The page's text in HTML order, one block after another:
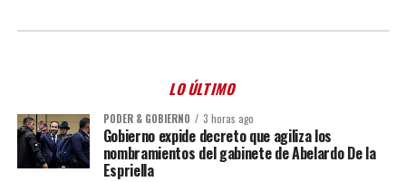
LO ÚLTIMO
PODER & GOBIERNO 3 horas ago
Gobierno expide decreto que agiliza los
nombramientos del gabinete de Abelardo De la
Espriella